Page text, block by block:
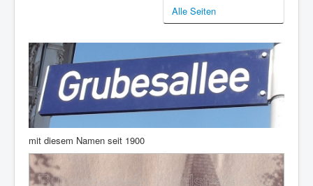
Alle Seiten
mit diesem Namen seit 1900